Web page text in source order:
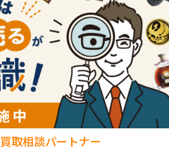
買取相談パートナー